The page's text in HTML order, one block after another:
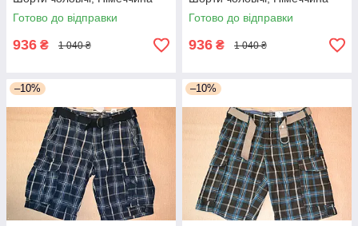
Готово до відправки
936 ₴ 1 040 ₴
Готово до відправки
936 ₴ 1 040 ₴
–10% –10%